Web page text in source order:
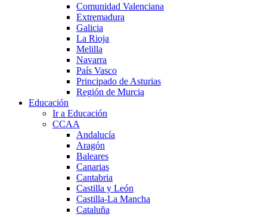
Comunidad Valenciana
Extremadura
Galicia
La Rioja
Melilla
Navarra
País Vasco
Principado de Asturias
Región de Murcia
Educación
Ir a Educación
CCAA
Andalucía
Aragón
Baleares
Canarias
Cantabria
Castilla y León
Castilla-La Mancha
Cataluña